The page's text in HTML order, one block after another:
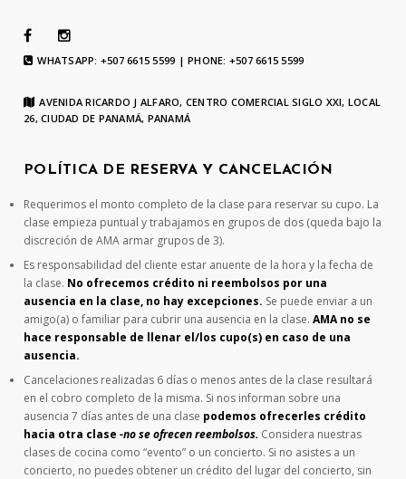
WHATSAPP: +507 6615 5599 | PHONE: +507 6615 5599
AVENIDA RICARDO J ALFARO, CENTRO COMERCIAL SIGLO XXI, LOCAL
26, CIUDAD DE PANAMÁ, PANAMÁ
POLÍTICA DE RESERVA Y CANCELACIÓN
Requerimos el monto completo de la clase para reservar su cupo. La
clase empieza puntual y trabajamos en grupos de dos (queda bajo la
discreción de AMA armar grupos de 3).
Es responsabilidad del cliente estar anuente de la hora y la fecha de
la clase. No ofrecemos crédito ni reembolsos por una
ausencia en la clase, no hay excepciones. Se puede enviar a un
amigo(a) o familiar para cubrir una ausencia en la clase.AMA no se
hace responsable de llenar el/los cupo(s) en caso de una
ausencia.
Cancelaciones realizadas 6 días o menos antes de la clase resultará
en el cobro completo de la misma. Si nos informan sobre una
ausencia 7 días antes de una clase podemos ofrecerles crédito
hacia otra clase-no se ofrecen reembolsos. Considera nuestras
clases de cocina como “evento” o un concierto. Si no asistes a un
concierto, no puedes obtener un crédito del lugar del concierto, sin